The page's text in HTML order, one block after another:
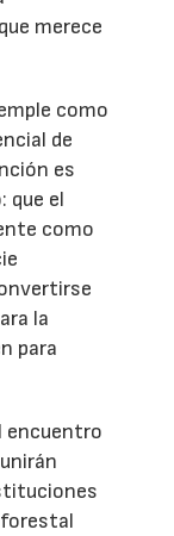
merece
como
de
es
que el
como
la
para
encuentro